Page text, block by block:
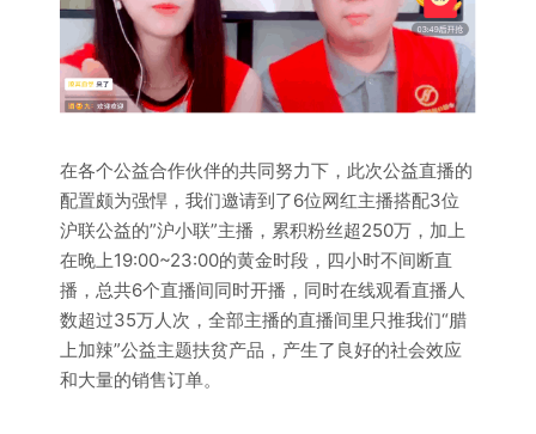
在各个公益合作伙伴的共同努力下，此次公益直播的
配置颇为强悍，我们邀请到了6位网红主播搭配3位
沪联公益的”沪小联”主播，累积粉丝超250万，加上
在晚上19:00~23:00的黄金时段，四小时不间断直
播，总共6个直播间同时开播，同时在线观看直播人
数超过35万人次，全部主播的直播间里只推我们“腊
上加辣”公益主题扶贫产品，产生了良好的社会效应
和大量的销售订单。